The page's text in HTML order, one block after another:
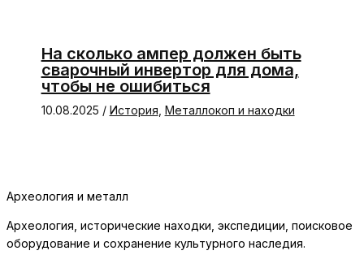
На сколько ампер должен быть
сварочный инвертор для дома,
чтобы не ошибиться
10.08.2025 / История Металлокоп и находки
Археология и металл
Археология, исторические находки, экспедиции, поисковое
оборудование и сохранение культурного наследия.